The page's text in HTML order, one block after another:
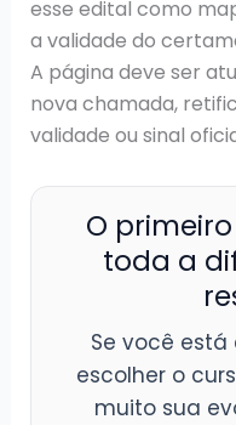
esse edital como
a validade do
A página deve ser
nova chamada,
validade ou sinal
O
toda a
Se você
escolher o
muito sua